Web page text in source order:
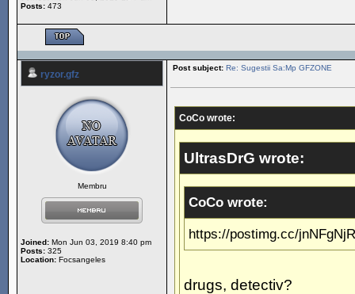
Posts: 473
ryzor.gfz
Post subject: Re: Sugestii Sa:Mp GFZONE
Membru
Joined: Mon Jun 03, 2019 8:40 pm
Posts: 325
Location: Focsangeles
CoCo wrote:
UltrasDrG wrote:
CoCo wrote:
https://postimg.cc/
drugs, detectiv?